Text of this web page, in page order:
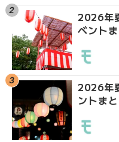
2026年
ベント
2026年
ントま